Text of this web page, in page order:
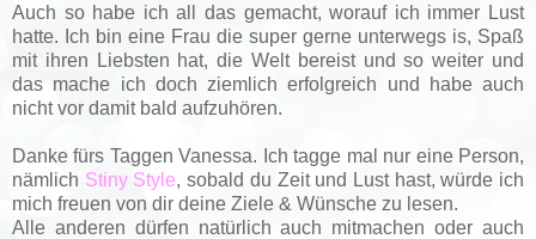
Auch so habe ich all das gemacht, worauf ich immer Lust
hatte. Ich bin eine Frau die super gerne unterwegs is, Spaß
mit ihren Liebsten hat, die Welt bereist und so weiter und
das mache ich doch ziemlich erfolgreich und habe auch
nicht vor damit bald aufzuhören.
Danke fürs Taggen Vanessa. Ich tagge mal nur eine Person,
nämlich Stiny Style, sobald du Zeit und Lust hast, würde ich
mich freuen von dir deine Ziele & Wünsche zu lesen.
Alle anderen dürfen natürlich auch mitmachen oder auch